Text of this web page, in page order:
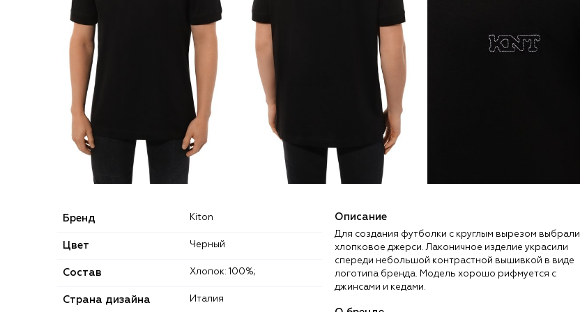
Бренд Kiton
Цвет Черный
Состав Хлопок: 100%;
Страна дизайна Италия
Описание
Для создания футболки с круглым вырезом выбрали
хлопковое джерси. Лаконичное изделие украсили
спереди небольшой контрастной вышивкой в виде
логотипа бренда. Модель хорошо рифмуется с
джинсами и кедами.